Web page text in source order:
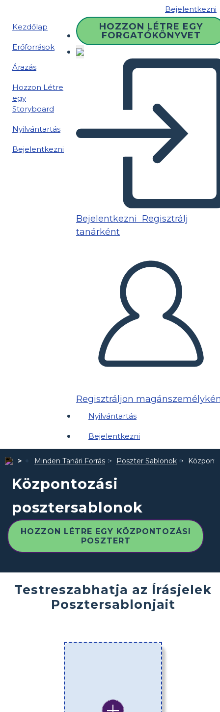
Bejelentkezni
Kezdőlap
Erőforrások
Árazás
Hozzon Létre
egy
Storyboard
Nyilvántartás
Bejelentkezni
HOZZON LÉTRE EGY
FORGATÓKÖNYVET
Bejelentkezni Regisztrálj
tanárként
Regisztráljon
Nyilvántartás
Bejelentkezni
Minden Tanári Forrás Poszter Sablonok
Központozási
posztersablonok
HOZZON LÉTRE EGY KÖZPONTOZÁSI
POSZTERT
Testreszabhatja az Írásjelek
Posztersablonjait